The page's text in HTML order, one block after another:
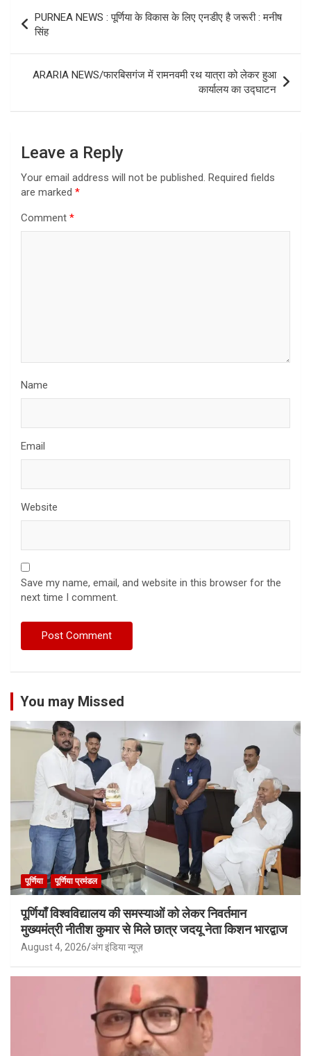
navigation
PURNEA NEWS : पूर्णिया के विकास के लिए एनडीए है जरूरी : मनीष
सिंह
ARARIA NEWS/फारबिसगंज में रामनवमी रथ यात्रा को लेकर हुआ
कार्यालय का उद्घाटन
Leave a Reply
Your email address will not be published. Required fields
are marked *
Comment *
Name
Email
Website
Save my name, email, and website in this browser for the
next time I comment.
You may Missed
पूर्णिया पूर्णिया प्रमंडल
पूर्णियाँ विश्वविद्यालय की समस्याओं को लेकर निवर्तमान
मुख्यमंत्री नीतीश कुमार से मिले छात्र जदयू नेता किशन भारद्वाज
August 4, 2026 अंग इंडिया न्यूज़